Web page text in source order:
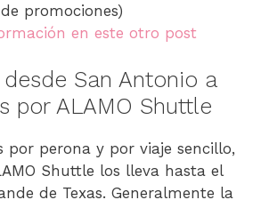
promociones)
en este otro post
San Antonio a
por ALAMO Shuttle
por perona y por viaje sencillo,
Shuttle los lleva hasta el
de Texas. Generalmente la